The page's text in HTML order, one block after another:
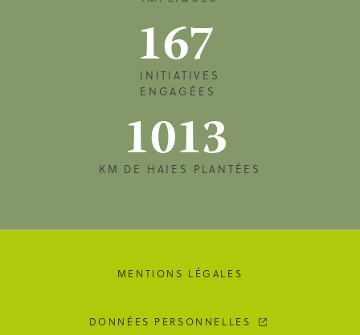
167
INITIATIVES
ENGAGÉES
1013
KM DE HAIES PLANTÉES
MENTIONS LÉGALES
DONNÉES PERSONNELLES